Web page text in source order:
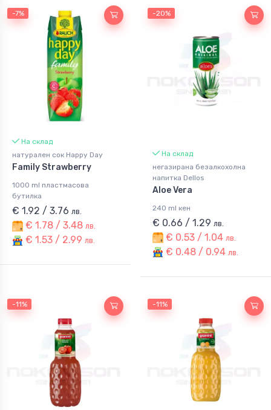
-7%
На склад
натурален сок Happy Day
Family Strawberry
1000 ml пластмасова
бутилка
€ 1.92 / 3.76 лв.
€ 1.78 / 3.48 лв.
€ 1.53 / 2.99 лв.
-20%
На склад
негазирана безалкохолна
напитка Dellos
Aloe Vera
240 ml кен
€ 0.66 / 1.29 лв.
€ 0.53 / 1.04 лв.
€ 0.48 / 0.94 лв.
-11% -11%